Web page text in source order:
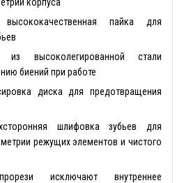
высококачественная пайка для
из высоколегированной стали
биений при работе
диска для предотвращения
шлифовка зубьев для
режущих элементов и чистого
исключают внутреннее